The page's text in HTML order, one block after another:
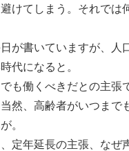
避けてしまう。それでは
が書いていますが、人
代になると。
も働くべきだとの主張
然、高齢者がいつまで
。
定年延長の主張、なぜ